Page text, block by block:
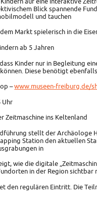
Blick spannende
und tauchen
Markt spielerisch in die
ab 5 Jahren
Kinder nur in Begleitung
Diese benötigt ebenfalls
–www.museen-freiburg.de/
Uhr
Zeitmaschine ins Keltenland
stellt der Archäologe
Station den aktuellen
in
wie die digitale
in der Region sichtbar
den regulären Eintritt. Die